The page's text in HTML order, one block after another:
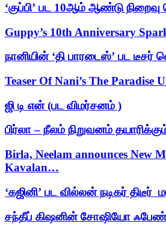
‘குப்பி’ பட 10ஆம் ஆண்டு
Guppy’s 10th Anniversary
நானியின் ‘தி பாரடைஸ்’ பட டீசர்
Teaser Of Nani’s The Paradise
ஜி டி என் (பட விமர்சனம் )
பிர்லா – நீலம் நிறுவனம்
Birla, Neelam announces New
Kavalan…
‘கஜினி’ பட வில்லன் நடிகர் திடீர்
சந்தீப் கிஷனின் சோஷியோ